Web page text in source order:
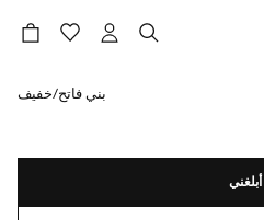
بني فاتح/خفيف
أبلغني